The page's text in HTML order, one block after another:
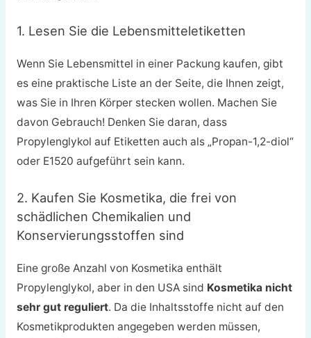
1. Lesen Sie die Lebensmitteletiketten
Wenn Sie Lebensmittel in einer Packung kaufen, gibt
es eine praktische Liste an der Seite, die Ihnen zeigt,
was Sie in Ihren Körper stecken wollen. Machen Sie
davon Gebrauch! Denken Sie daran, dass
Propylenglykol auf Etiketten auch als „Propan-1,2-diol“
oder E1520 aufgeführt sein kann.
2. Kaufen Sie Kosmetika, die frei von
schädlichen Chemikalien und
Konservierungsstoffen sind
Eine große Anzahl von Kosmetika enthält
Propylenglykol, aber in den USA sind Kosmetika nicht
sehr gut reguliert. Da die Inhaltsstoffe nicht auf den
Kosmetikprodukten angegeben werden müssen,